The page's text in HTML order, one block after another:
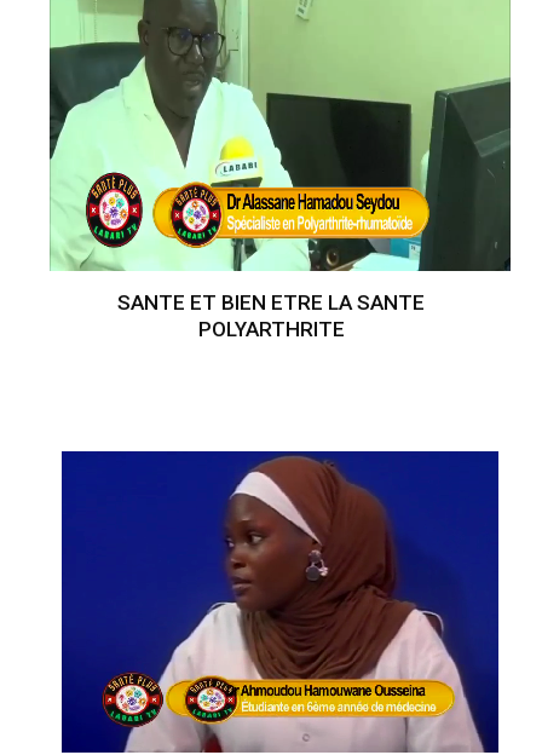
SANTE ET BIEN ETRE LA SANTE
POLYARTHRITE